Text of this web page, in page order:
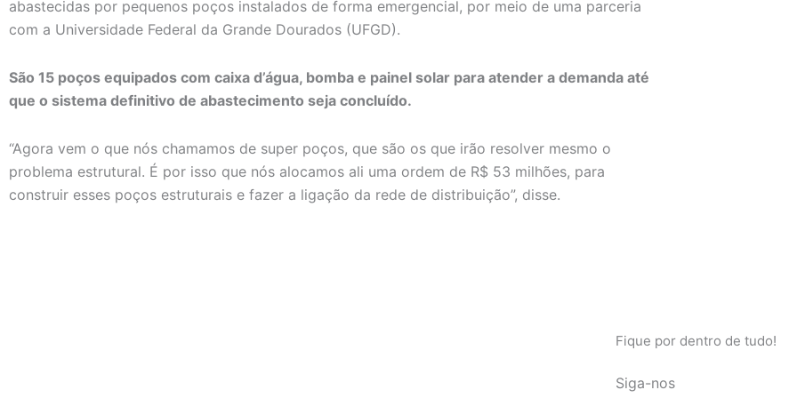
abastecidas por pequenos poços instalados de forma emergencial, por meio de uma parceria
com a Universidade Federal da Grande Dourados (UFGD).
São 15 poços equipados com caixa d’água, bomba e painel solar para atender a demanda até
que o sistema definitivo de abastecimento seja concluído.
“Agora vem o que nós chamamos de super poços, que são os que irão resolver mesmo o
problema estrutural. É por isso que nós alocamos ali uma ordem de R$ 53 milhões, para
construir esses poços estruturais e fazer a ligação da rede de distribuição”, disse.
Fique por dentro de tudo!
Siga-nos